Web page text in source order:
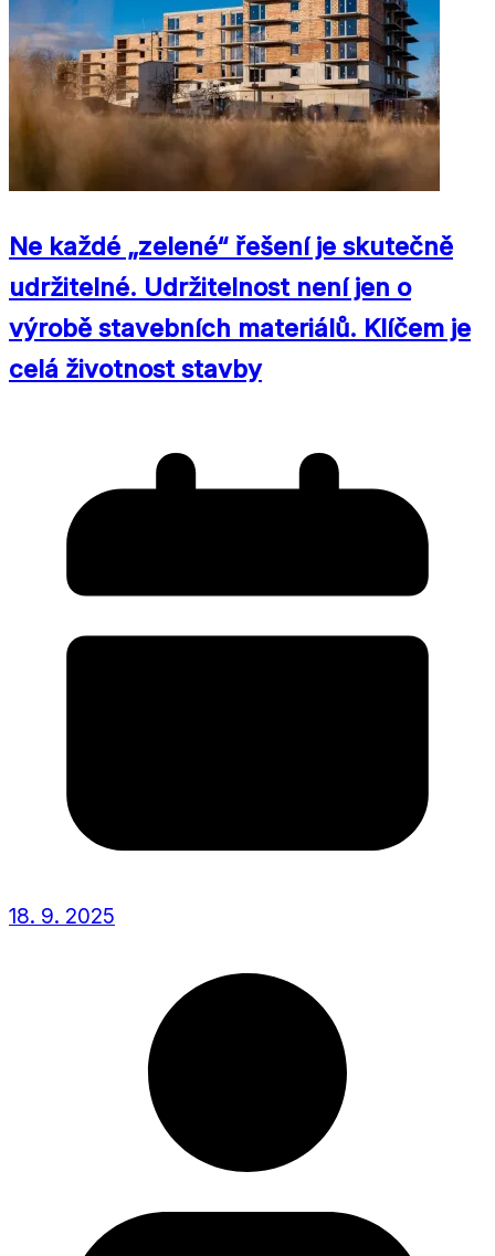
Ne každé „zelené“ řešení je skutečně
udržitelné. Udržitelnost není jen o
výrobě stavebních materiálů. Klíčem je
celá životnost stavby
18. 9. 2025